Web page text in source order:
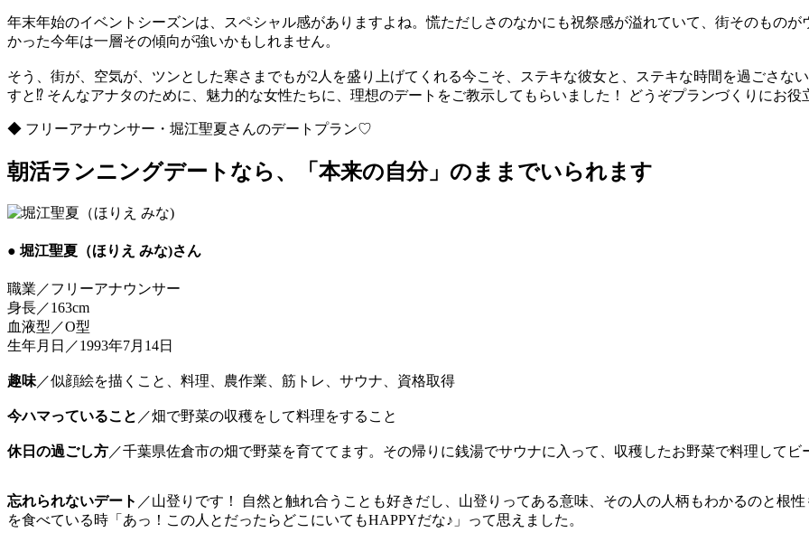
年末年始のイベントシーズンは、スペシャル感がありますよね。慌ただしさのなかにも祝祭感が溢れていて、街そのもの
かった今年は一層その傾向が強いかもしれません。
そう、街が、空気が、ツンとした寒さまでもが2人を盛り上げてくれる今こそ、ステキな彼女と、ステキな時間を過ごさな
すと⁉ そんなアナタのために、魅力的な女性たちに、理想のデートをご教示してもらいました！ どうぞプランづくりにお役
◆ フリーアナウンサー・堀江聖夏さんのデートプラン♡
朝活ランニングデートなら、「本来の自分」のままでいられます
● 堀江聖夏（ほりえ みな)さん
職業／フリーアナウンサー
身長／163cm
血液型／O型
生年月日／1993年7月14日
趣味／似顔絵を描くこと、料理、農作業、筋トレ、サウナ、資格取得
今ハマっていること ／畑で野菜の収穫をして料理をすること
休日の過ごし方／千葉県佐倉市の畑で野菜を育ててます。その帰りに銭湯でサウナに入って、収穫したお野菜で料理して
忘れられないデート ／山登りです！ 自然と触れ合うことも好きだし、山登りってある意味、その人の人柄もわかるのと根
を食べている時「あっ！この人とだったらどこにいてもHAPPYだな♪」って思えました。